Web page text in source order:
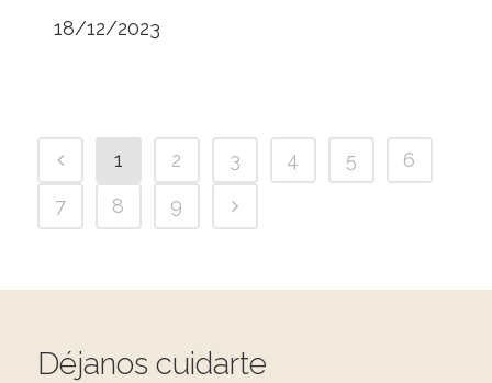
18/12/2023
1 2 3 4 5
6
7
8 9
Déjanos cuidarte